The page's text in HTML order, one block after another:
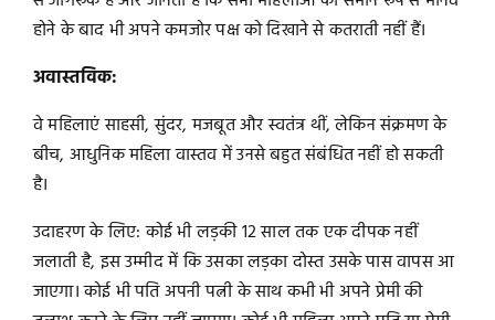
होने के बाद भी अपने कमजोर पक्ष को दिखाने से कतराती नहीं हैं।
अवास्तविक:
वे महिलाएं साहसी, सुंदर, मजबूत और स्वतंत्र थीं, लेकिन संक्रमण के
बीच, आधुनिक महिला वास्तव में उनसे बहुत संबंधित नहीं हो सकती
है।
उदाहरण के लिए: कोई भी लड़की 12 साल तक एक दीपक नहीं
जलाती है, इस उम्मीद में कि उसका लड़का दोस्त उसके पास वापस आ
जाएगा। कोई भी पति अपनी पत्नी के साथ कभी भी अपने प्रेमी की